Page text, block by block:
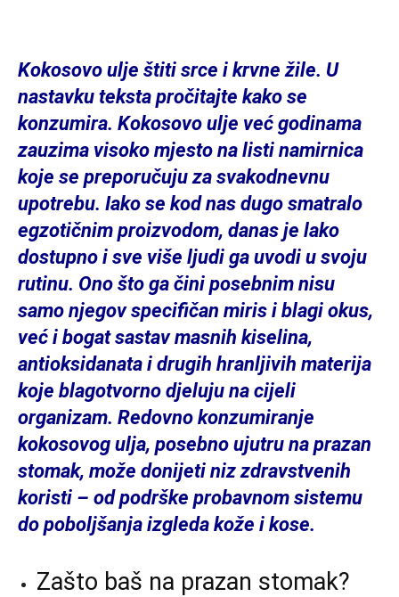
Kokosovo ulje štiti srce i krvne žile. U
nastavku teksta pročitajte kako se
konzumira. Kokosovo ulje već godinama
zauzima visoko mjesto na listi namirnica
koje se preporučuju za svakodnevnu
upotrebu. Iako se kod nas dugo smatralo
egzotičnim proizvodom, danas je lako
dostupno i sve više ljudi ga uvodi u svoju
rutinu. Ono što ga čini posebnim nisu
samo njegov specifičan miris i blagi okus,
već i bogat sastav masnih kiselina,
antioksidanata i drugih hranljivih materija
koje blagotvorno djeluju na cijeli
organizam. Redovno konzumiranje
kokosovog ulja, posebno ujutru na prazan
stomak, može donijeti niz zdravstvenih
koristi – od podrške probavnom sistemu
do poboljšanja izgleda kože i kose.
Zašto baš na prazan stomak?